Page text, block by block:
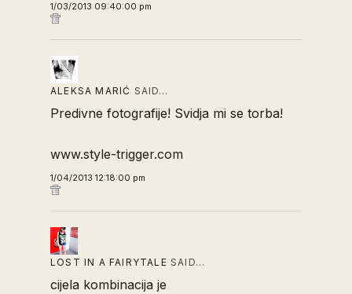
1/03/2013 09:40:00 pm
ALEKSA MARIĆ SAID…
Predivne fotografije! Svidja mi se torba!
www.style-trigger.com
1/04/2013 12:18:00 pm
LOST IN A FAIRYTALE SAID…
cijela kombinacija je